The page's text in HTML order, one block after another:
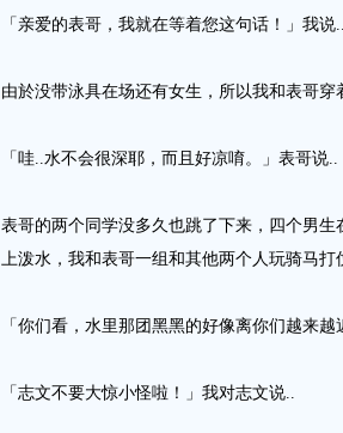
「亲爱的表哥，我就在等着您这句话！」我说..
由於没带泳具在场还有女生，所以我和表哥
「哇..水不会很深耶，而且好凉唷。」表哥说..
表哥的两个同学没多久也跳了下来，四个男
上泼水，我和表哥一组和其他两个人玩骑马打
「你们看，水里那团黑黑的好像离你们越来
「志文不要大惊小怪啦！」我对志文说..